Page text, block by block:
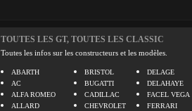
TOUTES LES GT, TOUTES LES CLASSIC
Toutes les infos sur les constructeurs et les modèles.
ABARTH
AC
ALFA ROMEO
ALLARD
BRISTOL
BUGATTI
CADILLAC
CHEVROLET
DELAGE
DELAHAYE
FACEL VEGA
FERRARI